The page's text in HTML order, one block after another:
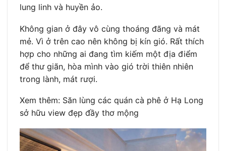
lung linh và huyền ảo.
Không gian ở đây vô cùng thoáng đãng và mát
mẻ. Vì ở trên cao nên không bị kín gió. Rất thích
hợp cho những ai đang tìm kiếm một địa điểm
để thư giãn, hòa mình vào gió trời thiên nhiên
trong lành, mát rượi.
Xem thêm: Săn lùng các quán cà phê ở Hạ Long
sở hữu view đẹp đầy thơ mộng